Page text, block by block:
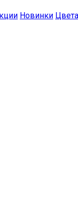
Новинки Цвета